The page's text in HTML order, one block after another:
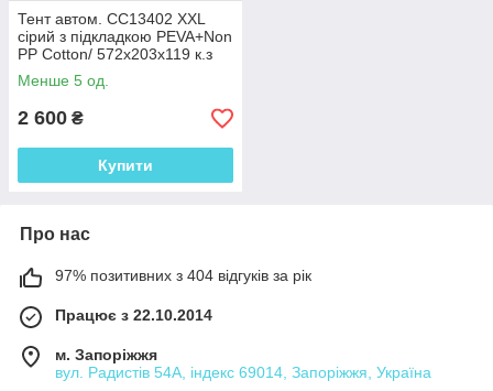
Тент автом. CC13402 XXL
сірий з підкладкою PEVA+Non
PP Cotton/ 572х203х119 к.з
Менше 5 од.
2 600 ₴
Купити
Про нас
97% позитивних з 404 відгуків за рік
Працює з 22.10.2014
м. Запоріжжя
вул. Радистів 54А, індекс 69014, Запоріжжя, Україна